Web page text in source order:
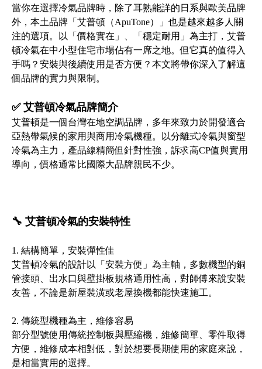
當你在選擇冷氣品牌時，除了耳熟能詳的日系與歐美品牌
外，本土品牌「艾普頓（ApuTone）」也是越來越多人關
注的選項。以「價格實在」、「穩定耐用」為主打，艾普
頓冷氣在中小型住宅市場佔有一席之地。但它真的值得入
手嗎？安裝與後續使用是否方便？本文將帶你深入了解這
個品牌的實力與限制。
✅ 艾普頓冷氣品牌簡介
艾普頓是一個台灣在地空調品牌，多年來致力於開發適合
亞熱帶氣候的家用與商用冷氣機種。以分離式冷氣與窗型
冷氣為主力，產品線精簡但針對性強，訴求高CP值與實用
導向，價格通常比國際大品牌親民不少。
🔧 艾普頓冷氣的安裝特性
1. 結構簡單，安裝彈性佳
艾普頓冷氣的設計以「安裝方便」為主軸，多數機型的銅
管接頭、出水口與壁掛板規格通用性高，對師傅來說安裝
友善，不論是新屋裝潢或老屋換機都能快速施工。
2. 傳統型機種為主，維修容易
部分型號使用傳統控制板與壓縮機，維修簡單、零件取得
方便，維修成本相對低，對於想要長期使用的家庭來說，
是相當實用的選擇。